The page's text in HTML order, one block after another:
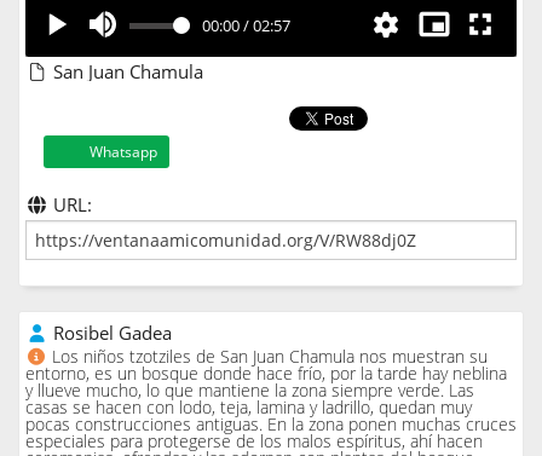
00:00/02:57
San Juan Chamula
Whatsapp
URL:
Rosibel Gadea
Los niños tzotziles de San Juan Chamula nos muestran su
entorno, es un bosque donde hace frío, por la tarde hay neblina
y llueve mucho, lo que mantiene la zona siempre verde. Las
casas se hacen con lodo, teja, lamina y ladrillo, quedan muy
pocas construcciones antiguas. En la zona ponen muchas cruces
especiales para protegerse de los malos espíritus, ahí hacen